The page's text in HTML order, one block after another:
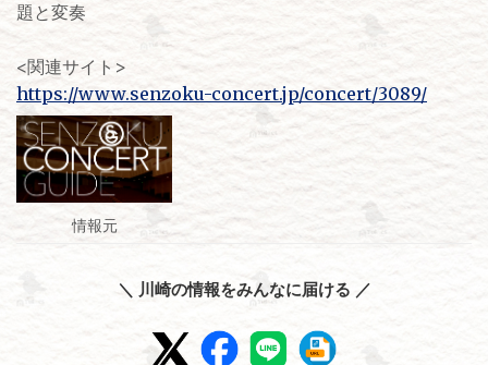
題と変奏
<関連サイト>
https://www.senzoku-concert.jp/concert/3089/
情報元
＼ 川崎の情報をみんなに届ける ／